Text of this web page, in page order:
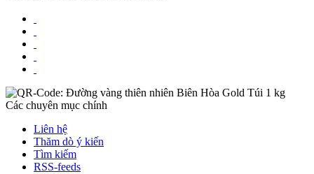
Các chuyên mục chính
Liên hệ
Thăm dò ý kiến
Tìm kiếm
RSS-feeds